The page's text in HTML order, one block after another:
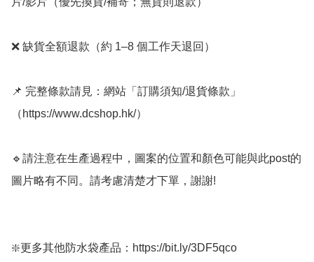
❌ 缺貨全額退款（約 1–8 個工作天退回）
📌 完整條款請見：網站「訂購須知/退貨條款」
（https://www.dcshop.hk/）
🔹請注意在生產過程中，圖案的位置和顏色可能與此post的
圖片略有不同。請考慮清楚才下單，謝謝!
❇️更多其他防水袋產品：https://bit.ly/3DF5qco